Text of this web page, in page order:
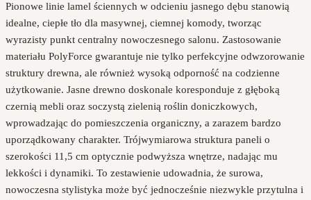
Pionowe linie lamel ściennych w odcieniu jasnego dębu stanowią
idealne, ciepłe tło dla masywnej, ciemnej komody, tworząc
wyrazisty punkt centralny nowoczesnego salonu. Zastosowanie
materiału PolyForce gwarantuje nie tylko perfekcyjne odwzorowanie
struktury drewna, ale również wysoką odporność na codzienne
użytkowanie. Jasne drewno doskonale koresponduje z głęboką
czernią mebli oraz soczystą zielenią roślin doniczkowych,
wprowadzając do pomieszczenia organiczny, a zarazem bardzo
uporządkowany charakter. Trójwymiarowa struktura paneli o
szerokości 11,5 cm optycznie podwyższa wnętrze, nadając mu
lekkości i dynamiki. To zestawienie udowadnia, że surowa,
nowoczesna stylistyka może być jednocześnie niezwykle przytulna i